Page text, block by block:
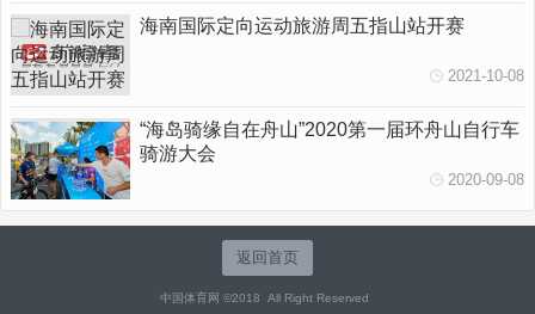
海南国际定向运动旅游周五指山站开赛
2021-10-08
“海岛骑缘自在舟山”2020第一届环舟山自行车
骑游大会
2020-09-08
返回首页
中国体育网 ©2018 All Right Reserved